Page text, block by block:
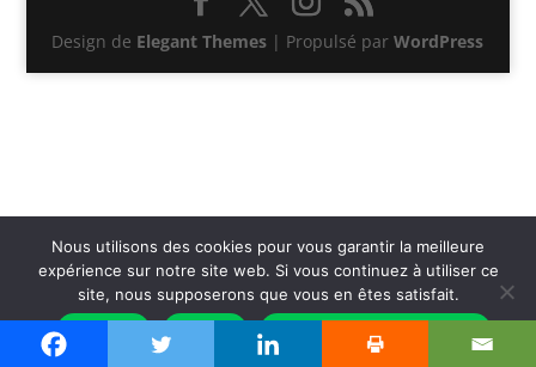
Design de Elegant Themes | Propulsé parWordPress
Nous utilisons des cookies pour vous garantir la meilleure
expérience sur notre site web. Si vous continuez à utiliser ce
site, nous supposerons que vous en êtes satisfait.
Politique de confidentialité